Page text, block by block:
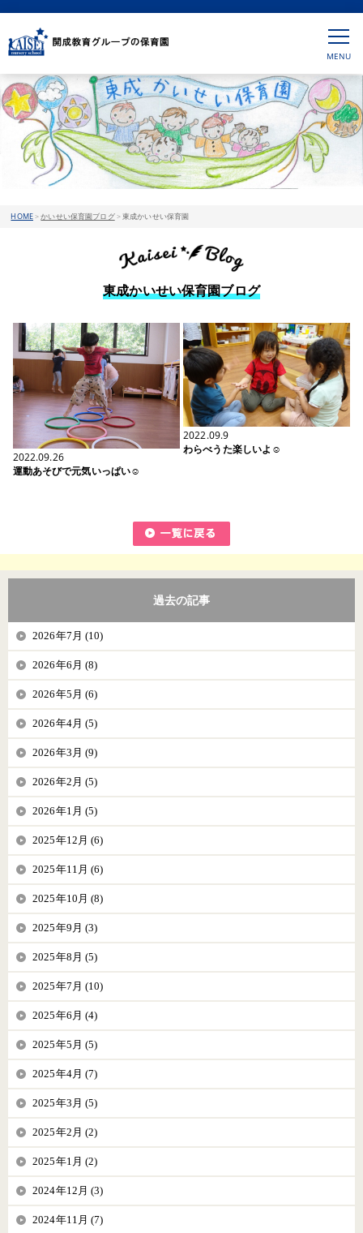
HOME>かいせい保育園ブログ>東成かいせい保育園
東成かいせい保育園ブログ
2022.09.26
運動あそびで元気いっぱい☺
2022.09.9
わらべうた楽しいよ☺
過去の記事
2026年7月 (10)
2026年6月 (8)
2026年5月 (6)
2026年4月 (5)
2026年3月 (9)
2026年2月 (5)
2026年1月 (5)
2025年12月 (6)
2025年11月 (6)
2025年10月 (8)
2025年9月 (3)
2025年8月 (5)
2025年7月 (10)
2025年6月 (4)
2025年5月 (5)
2025年4月 (7)
2025年3月 (5)
2025年2月 (2)
2025年1月 (2)
2024年12月 (3)
2024年11月 (7)